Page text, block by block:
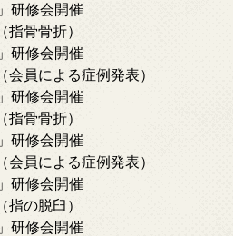
研修会開催
骨骨折）
研修会開催
員による症例発表）
研修会開催
骨骨折）
研修会開催
員による症例発表）
研修会開催
の脱臼）
研修会開催